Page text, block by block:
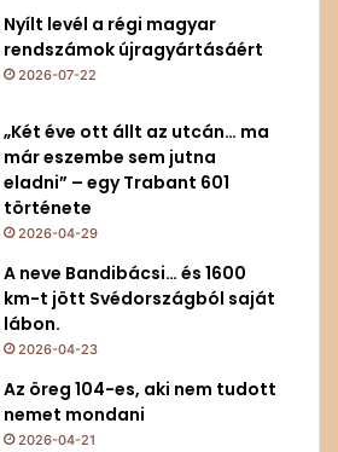
Nyílt levél a régi magyar
rendszámok újragyártásáért
2026-07-22
„Két éve ott állt az utcán… ma
már eszembe sem jutna
eladni” – egy Trabant 601
története
2026-04-29
A neve Bandibácsi… és 1600
km-t jött Svédországból saját
lábon.
2026-04-23
Az öreg 104-es, aki nem tudott
nemet mondani
2026-04-21